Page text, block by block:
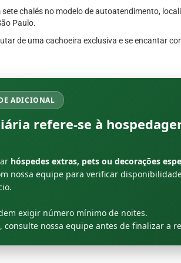
chalés no modelo de autoatendimento,
Paulo.
de uma cachoeira exclusiva e se encantar
ADICIONAL
refere-se à
hóspedes extras, pets ou decorações
nossa equipe para verificar
exigir número mínimo de noites.
consulte nossa equipe antes de finalizar a